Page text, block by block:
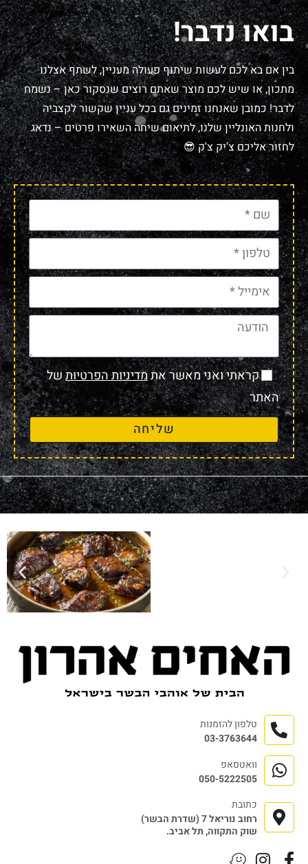
בואו נדבר!
בין אם בא לכם לעשות שיתוף פעולה מעניין, לשתף אצלנו
מתכון, או שיש לכם מוצר שאתם רוצים שנסקור כאן – נשמח
לדבר! כמובן שאנחנו זמינים גם בכל עניין שקשור לקצביה
ולחנות האונליין שלנו, לתיאום שיחה השאירו פרטים – נדאג
לחזור אליכם צ'יק צ'ק 😎
קראתי ואני מאשר אתמדיניות הפרטיותשל
האתר
שליחה
טלפון להזמנות
03-3763644
וואטסאפ
050-5222505
כתובת
רחוב נוריאל 7 (שדרת הבשר)
שוק התקווה, תל אביב.